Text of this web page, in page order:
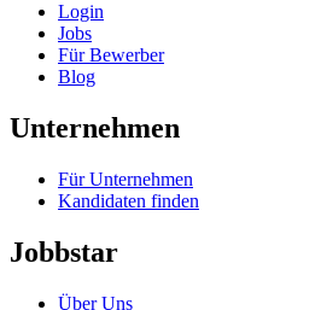
Login
Jobs
Für Bewerber
Blog
Unternehmen
Für Unternehmen
Kandidaten finden
Jobbstar
Über Uns